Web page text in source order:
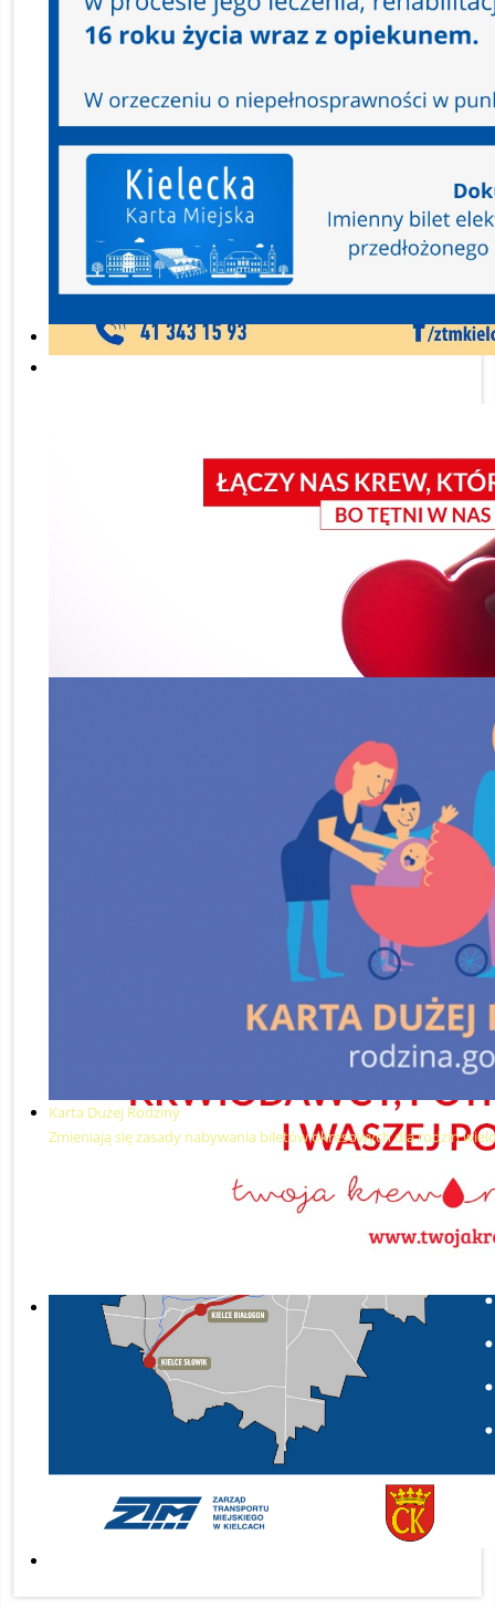
Karta Dużej Rodziny
Zmieniają się zasady nabywania biletów okresowych dla rodzin